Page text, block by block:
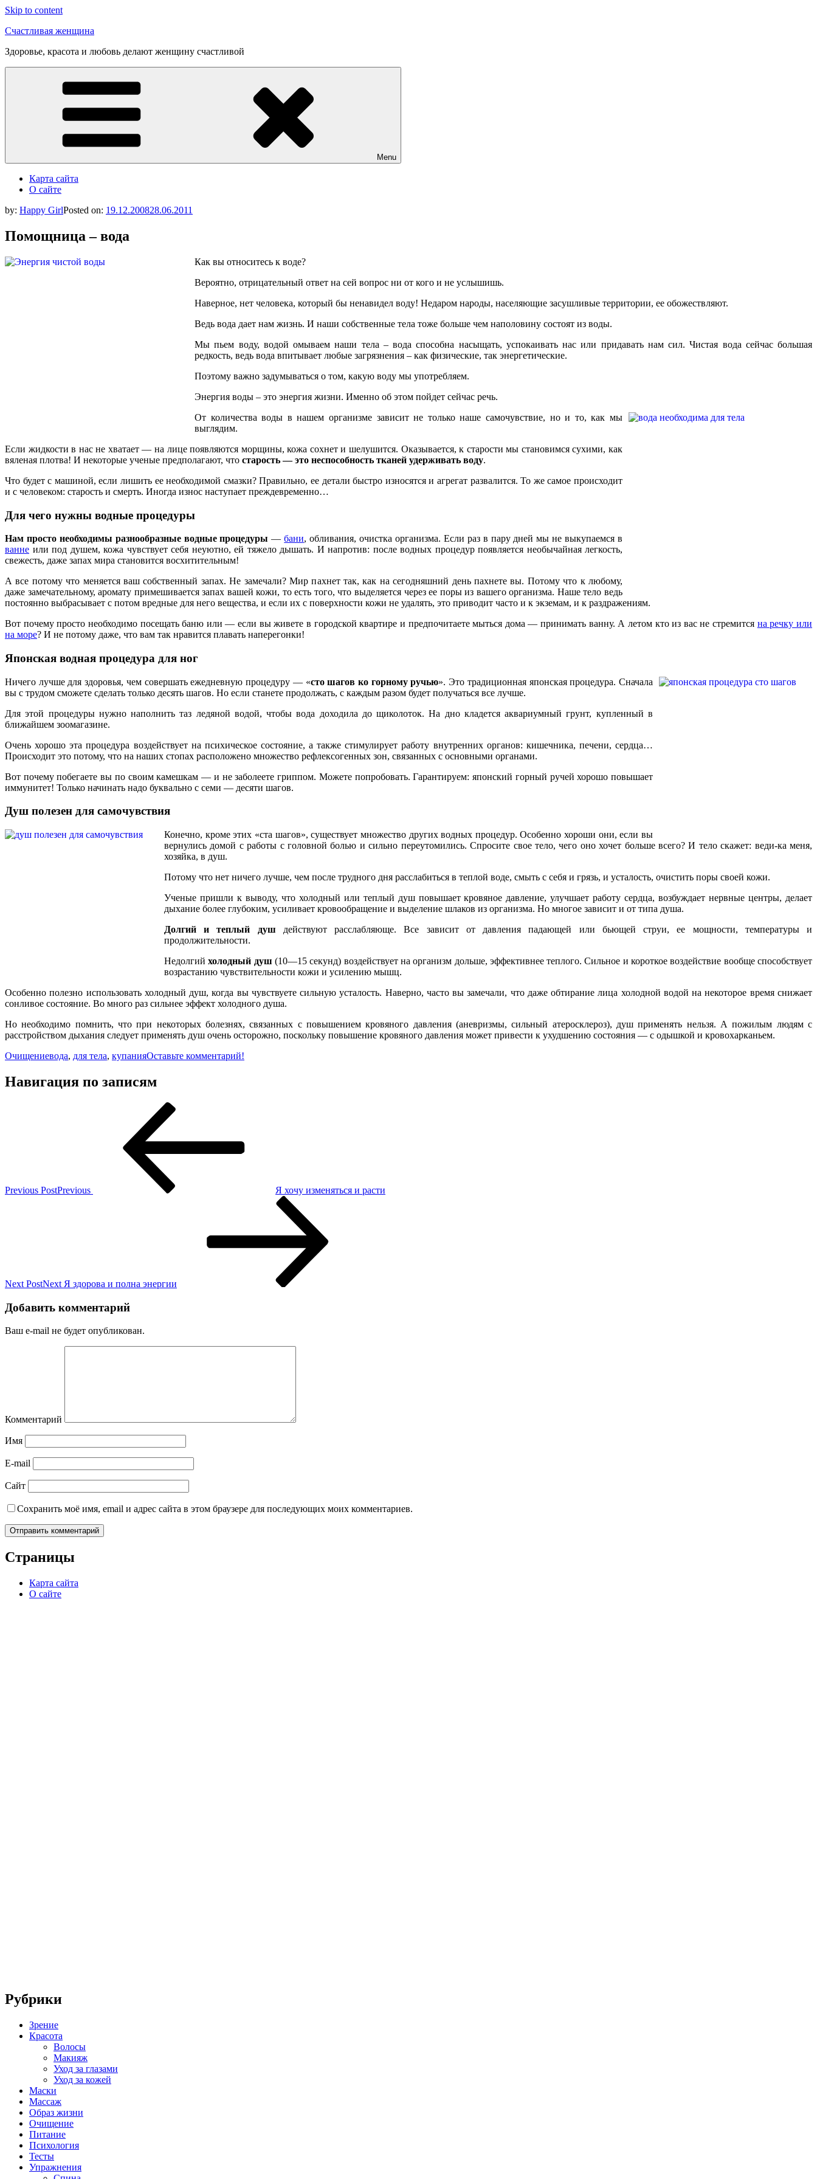
Skip to content
Счастливая женщина
Здоровье, красота и любовь делают женщину счастливой
Menu
Карта сайта
О сайте
by: Happy GirlPosted on: 19.12.200828.06.2011
Помощница – вода
Как вы относитесь к воде?
Вероятно, отрицательный ответ на сей вопрос ни от кого и не услышишь.
Наверное, нет человека, который бы ненавидел воду! Недаром народы, населяющие засушливые территории, ее обожествляют.
Ведь вода дает нам жизнь. И наши собственные тела тоже больше чем наполовину состоят из воды.
Мы пьем воду, водой омываем наши тела – вода способна насыщать, успокаивать нас или придавать нам сил. Чистая вода сейчас большая
редкость, ведь вода впитывает любые загрязнения – как физические, так энергетические.
Поэтому важно задумываться о том, какую воду мы употребляем.
Энергия воды – это энергия жизни. Именно об этом пойдет сейчас речь.
От количества воды в нашем организме зависит не только наше самочувствие, но и то, как мы
выглядим.
Если жидкости в нас не хватает — на лице появляются морщины, кожа сохнет и шелушится. Оказывается, к старости мы становимся сухими, как
вяленая плотва! И некоторые ученые предполагают, что старость — это неспособность тканей удерживать воду.
Что будет с машиной, если лишить ее необходимой смазки? Правильно, ее детали быстро износятся и агрегат развалится. То же самое происходит
и с человеком: старость и смерть. Иногда износ наступает преждевременно…
Для чего нужны водные процедуры
Нам просто необходимы разнообразные водные процедуры —бани, обливания, очистка организма. Если раз в пару дней мы не выкупаемся в
ванне или под душем, кожа чувствует себя неуютно, ей тяжело дышать. И напротив: после водных процедур появляется необычайная легкость,
свежесть, даже запах мира становится восхитительным!
А все потому что меняется ваш собственный запах. Не замечали? Мир пахнет так, как на сегодняшний день пахнете вы. Потому что к любому,
даже замечательному, аромату примешивается запах вашей кожи, то есть того, что выделяется через ее поры из вашего организма. Наше тело ведь
постоянно выбрасывает с потом вредные для него вещества, и если их с поверхности кожи не удалять, это приводит часто и к экземам, и к раздражениям.
Вот почему просто необходимо посещать баню или — если вы живете в городской квартире и предпочитаете мыться дома — принимать ванну. А летом кто из вас не стремится на речку или
на море? И не потому даже, что вам так нравится плавать наперегонки!
Японская водная процедура для ног
Ничего лучше для здоровья, чем совершать ежедневную процедуру — «сто шагов ко горному ручью». Это традиционная японская процедура. Сначала
вы с трудом сможете сделать только десять шагов. Но если станете продолжать, с каждым разом будет получаться все лучше.
Для этой процедуры нужно наполнить таз ледяной водой, чтобы вода доходила до щиколоток. На дно кладется аквариумный грунт, купленный в
ближайшем зоомагазине.
Очень хорошо эта процедура воздействует на психическое состояние, а также стимулирует работу внутренних органов: кишечника, печени, сердца…
Происходит это потому, что на наших стопах расположено множество рефлексогенных зон, связанных с основными органами.
Вот почему побегаете вы по своим камешкам — и не заболеете гриппом. Можете попробовать. Гарантируем: японский горный ручей хорошо повышает
иммунитет! Только начинать надо буквально с семи — десяти шагов.
Душ полезен для самочувствия
Конечно, кроме этих «ста шагов», существует множество других водных процедур. Особенно хороши они, если вы
вернулись домой с работы с головной болью и сильно переутомились. Спросите свое тело, чего оно хочет больше всего? И тело скажет: веди-ка меня,
хозяйка, в душ.
Потому что нет ничего лучше, чем после трудного дня расслабиться в теплой воде, смыть с себя и грязь, и усталость, очистить поры своей кожи.
Ученые пришли к выводу, что холодный или теплый душ повышает кровяное давление, улучшает работу сердца, возбуждает нервные центры, делает
дыхание более глубоким, усиливает кровообращение и выделение шлаков из организма. Но многое зависит и от типа душа.
Долгий и теплый душ действуют расслабляюще. Все зависит от давления падающей или бьющей струи, ее мощности, температуры и
продолжительности.
Недолгий холодный душ (10—15 секунд) воздействует на организм дольше, эффективнее теплого. Сильное и короткое воздействие вообще способствует
возрастанию чувствительности кожи и усилению мышц.
Особенно полезно использовать холодный душ, когда вы чувствуете сильную усталость. Наверно, часто вы замечали, что даже обтирание лица холодной водой на некоторое время снижает
сонливое состояние. Во много раз сильнее эффект холодного душа.
Но необходимо помнить, что при некоторых болезнях, связанных с повышением кровяного давления (аневризмы, сильный атеросклероз), душ применять нельзя. А пожилым людям с
расстройством дыхания следует применять душ очень осторожно, поскольку повышение кровяного давления может привести к ухудшению состояния — с одышкой и кровохарканьем.
Очищениевода, для тела, купанияОставьте комментарий!
Навигация по записям
Previous PostPrevious Я хочу изменяться и расти
Next PostNext Я здорова и полна энергии
Добавить комментарий
Ваш e-mail не будет опубликован.
Комментарий
Имя
E-mail
Сайт
Сохранить моё имя, email и адрес сайта в этом браузере для последующих моих комментариев.
Страницы
Карта сайта
О сайте
Рубрики
Зрение
Красота
Волосы
Макияж
Уход за глазами
Уход за кожей
Маски
Массаж
Образ жизни
Очищение
Питание
Психология
Тесты
Упражнения